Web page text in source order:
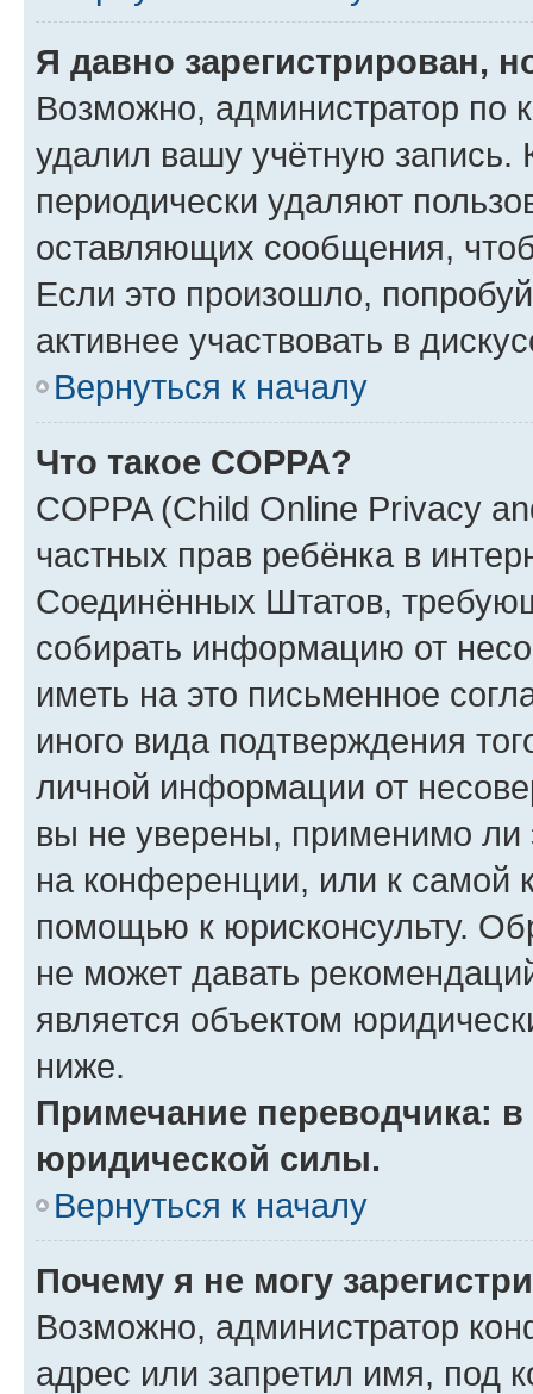
Я давно зарегистрирован,
Возможно, администратор по
удалил вашу учётную запись.
периодически удаляют
оставляющих сообщения,
Если это произошло,
активнее участвовать в
Вернуться к началу
Что такое COPPA?
COPPA (Child Online Privacy
частных прав ребёнка в
Соединённых Штатов,
собирать информацию от
иметь на это письменное
иного вида подтверждения
личной информации от
вы не уверены, применимо ли
на конференции, или к самой
помощью к юрисконсульту.
не может давать
является объектом
ниже.
Примечание переводчика:
юридической силы.
Вернуться к началу
Почему я не могу
Возможно, администратор
адрес или запретил имя, под